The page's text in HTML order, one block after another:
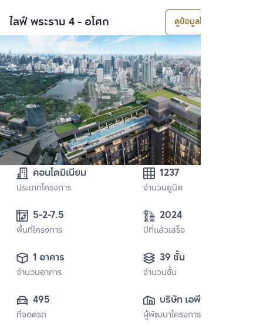
ไลฟ์ พระราม 4 - อโศก ดูข้อมูลโครงการ
คอนโดมิเนียม
ประเภทโครงการ
1237
จำนวนยูนิต
5-2-7.5
พื้นที่โครงการ
2024
ปีที่แล้วเสร็จ
1 อาคาร
จำนวนอาคาร
39 ชั้น
จำนวนชั้น
495
ที่จอดรถ
บริษัท เอพี เอ็มอี 12
จำกัด
ผู้พัฒนาโครงการ